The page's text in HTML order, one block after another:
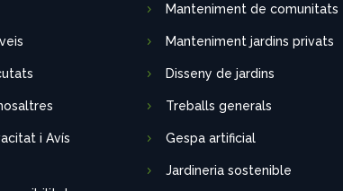
i Avís
Manteniment de comunitats
Manteniment jardins privats
Disseny de jardins
Treballs generals
Gespa artificial
Jardineria sostenible